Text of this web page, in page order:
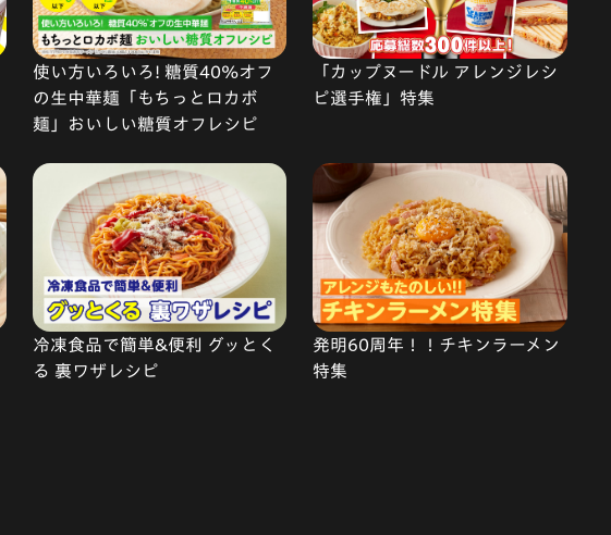
使い方いろいろ! 糖質40%オフ
の生中華麺「もちっとロカボ
麺」おいしい糖質オフレシピ
「カップヌードル アレンジレシ
ピ選手権」特集
冷凍食品で簡単&便利 グッとく
る 裏ワザレシピ
発明60周年！！チキンラーメン
特集